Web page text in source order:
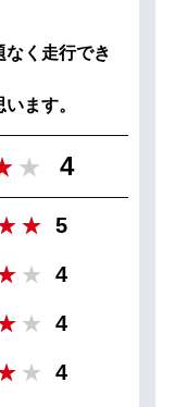
なく走行でき
ます。
4
5
4
4
4